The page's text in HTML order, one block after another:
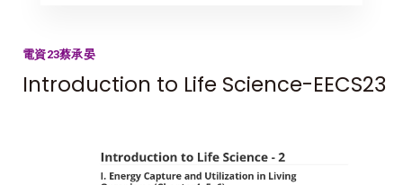
電資23蔡承晏
Introduction to Life Science-EECS23